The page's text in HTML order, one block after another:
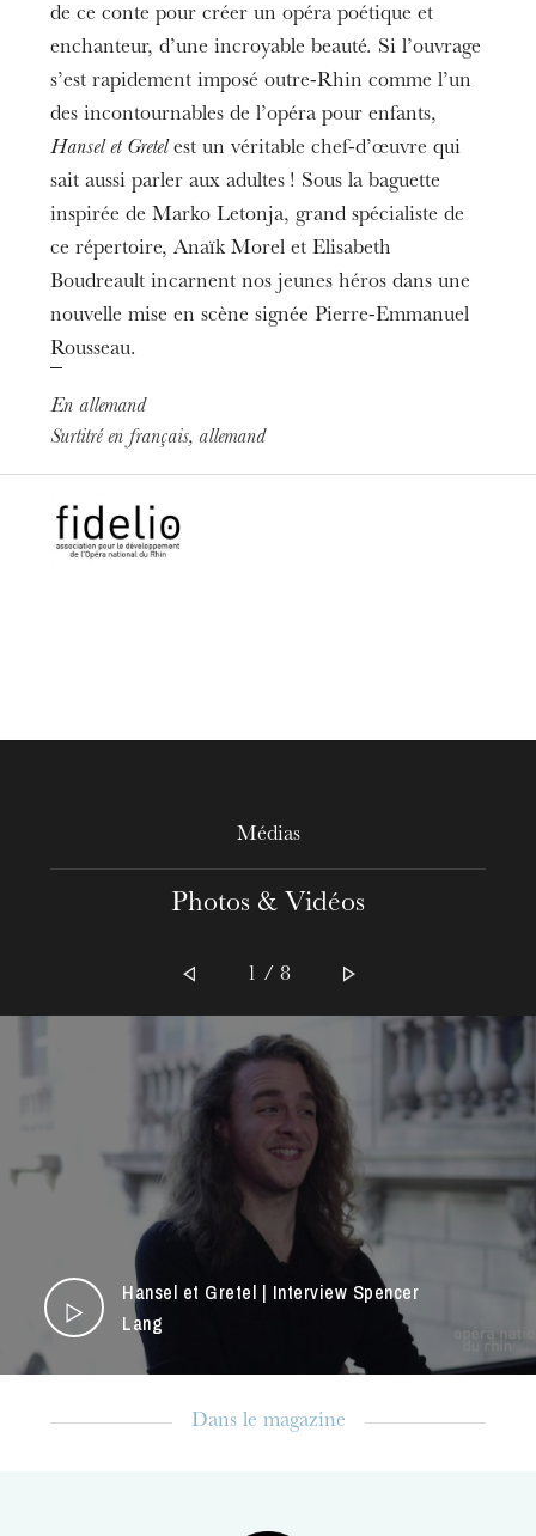
Luciano Bibiloni
Le Marchand de sable, la Fée rosée
Helène Carpentier
de ce conte pour créer un opéra poétique et
enchanteur, d’une incroyable beauté. Si l’ouvrage
s’est rapidement imposé outre-Rhin comme l’un
des incontournables de l’opéra pour enfants,
Hansel et Gretelest un véritable chef-d’œuvre qui
sait aussi parler aux adultes ! Sous la baguette
inspirée de Marko Letonja, grand spécialiste de
ce répertoire, Anaïk Morel et Elisabeth
Boudreault incarnent nos jeunes héros dans une
nouvelle mise en scène signée Pierre-Emmanuel
Rousseau.
En allemand
Surtitré en français, allemand
Médias
Photos & Vidéos
Hansel et Gretel | Interview Spencer
Lang
1 / 8
Dans le magazine